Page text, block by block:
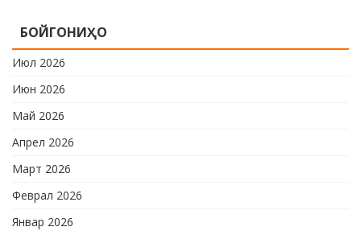
ҷаҳонии футбол бо иштироки 10
БОЙГОНИҲО
Июл 2026
Июн 2026
Май 2026
Апрел 2026
Март 2026
Феврал 2026
Январ 2026